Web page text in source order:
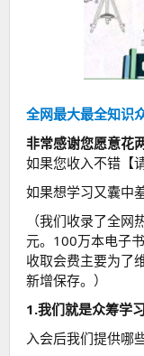
全网最大最全知识
非常感谢您愿意花
如果您收入不错【
如果想学习又囊中
（我们收录了全
元。100万本电子
收取会费主要为了
新增保存。）
1.我们就是众筹学
入会后我们提供哪